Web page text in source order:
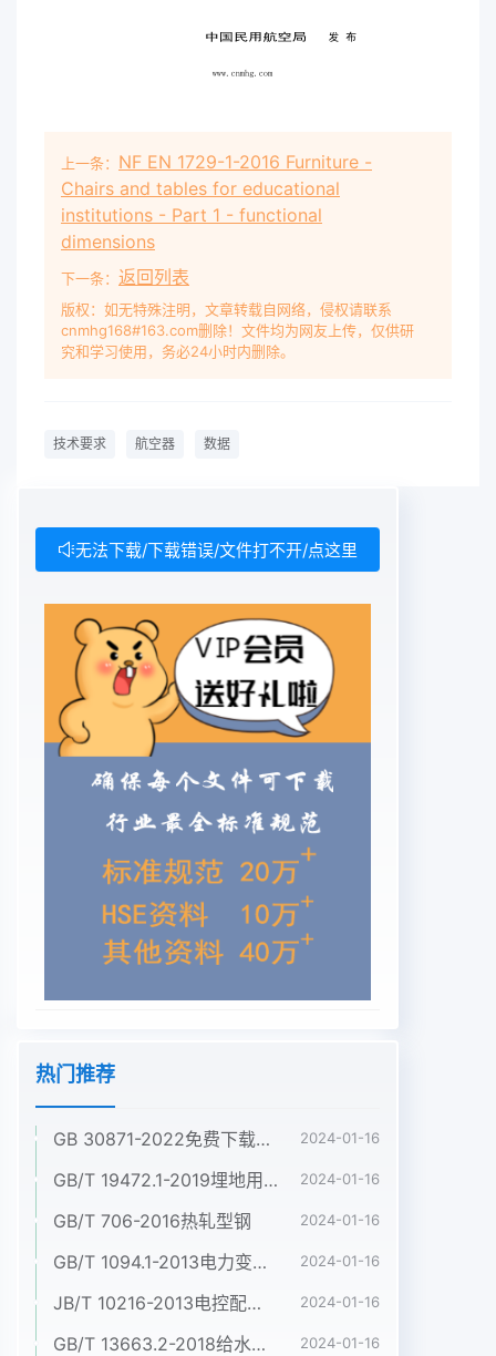
上一条： NF EN 1729-1-2016 Furniture -
Chairs and tables for educational
institutions - Part 1 - functional
dimensions
下一条： 返回列表
版权：如无特殊注明，文章转载自网络，侵权请联系
cnmhg168#163.com删除！文件均为网友上传，仅供研
究和学习使用，务必24小时内删除。
技术要求 航空器 数据
无法下载/下载错误/文件打不开/点这里
热门推荐
GB 30871-2022免费下载危险化学品企业特殊作业安全规范 2024-01-16
GB/T 19472.1-2019埋地用聚乙烯(PE)结构壁管道系统 第1部分:聚乙烯双壁波纹管材 2024-01-16
GB/T 706-2016热轧型钢 2024-01-16
GB/T 1094.1-2013电力变压器 第1部分:总则 2024-01-16
JB/T 10216-2013电控配电用电缆桥架 2024-01-16
GB/T 13663.2-2018给水用聚乙烯(PE)管道系统 第2部分:管材 2024-01-16